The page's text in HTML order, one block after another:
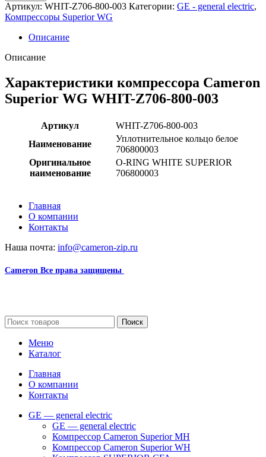
Артикул: WHIT-Z706-800-003 Категории: GE - general electric,
Компрессоры Superior WG
Описание
Описание
Характеристики компрессора Cameron
Superior WG WHIT-Z706-800-003
Артикул
WHIT-Z706-800-003
Наименование
Уплотнительное кольцо белое
706800003
Оригинальное
наименование
O-RING WHITE SUPERIOR
706800003
Главная
О компании
Контакты
Наша почта: info@cameron-zip.ru
Cameron Все права защищены
Поиск
Меню
Каталог
Главная
О компании
Контакты
GE — general electric
GE — general electric
Компрессор Cameron Superior MH
Компрессор Cameron Superior WH